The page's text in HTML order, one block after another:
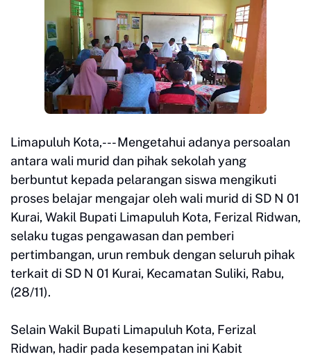
Limapuluh Kota,--- Mengetahui adanya persoalan
antara wali murid dan pihak sekolah yang
berbuntut kepada pelarangan siswa mengikuti
proses belajar mengajar oleh wali murid di SD N 01
Kurai, Wakil Bupati Limapuluh Kota, Ferizal Ridwan,
selaku tugas pengawasan dan pemberi
pertimbangan, urun rembuk dengan seluruh pihak
terkait di SD N 01 Kurai, Kecamatan Suliki, Rabu,
(28/11).
Selain Wakil Bupati Limapuluh Kota, Ferizal
Ridwan, hadir pada kesempatan ini Kabit